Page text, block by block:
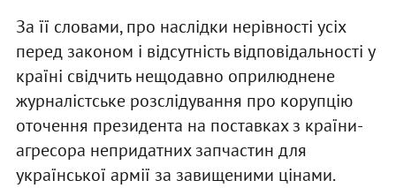
За її словами, про наслідки нерівності усіх
перед законом і відсутність відповідальності у
країні свідчить нещодавно оприлюднене
журналістське розслідування про корупцію
оточення президента на поставках з країни-
агресора непридатних запчастин для
української армії за завищеними цінами.